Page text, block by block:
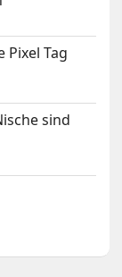
Pixel Tag
sind